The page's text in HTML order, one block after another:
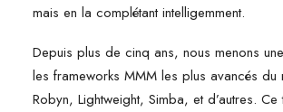
mais en la complétant intelligemment.
Depuis plus de cinq ans, nous menons
les frameworks MMM les plus avancés du
Robyn, Lightweight, Simba, et d’autres.